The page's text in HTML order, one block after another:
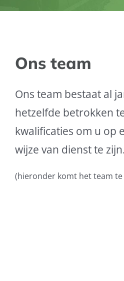
Ons team
Ons team bestaat al
hetzelfde betrokken
kwalificaties om u op
wijze van dienst te zijn.
(hieronder komt het team te